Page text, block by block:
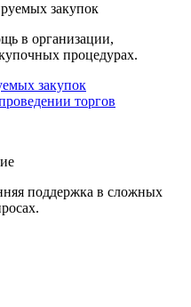
закупок
в организации,
процедурах.
закупок
торгов
поддержка в сложных